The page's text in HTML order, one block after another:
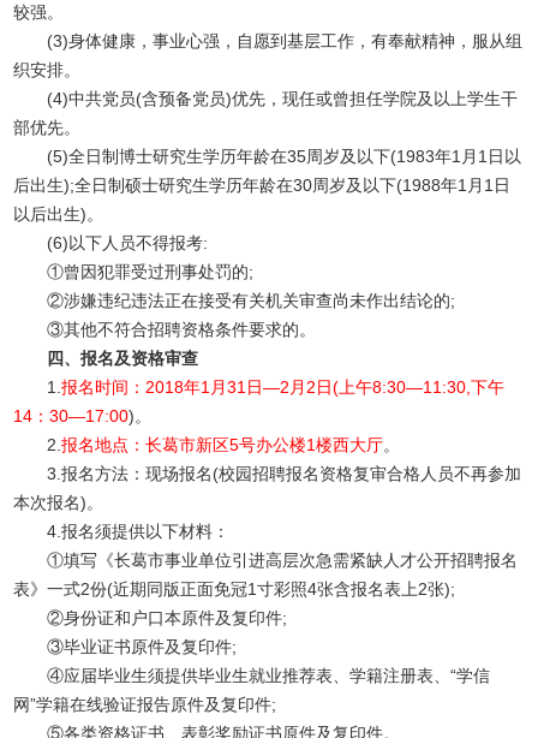
较强。
(3)身体健康，事业心强，自愿到基层工作，有奉献精神，服从组
织安排。
(4)中共党员(含预备党员)优先，现任或曾担任学院及以上学生干
部优先。
(5)全日制博士研究生学历年龄在35周岁及以下(1983年1月1日以
后出生);全日制硕士研究生学历年龄在30周岁及以下(1988年1月1日
以后出生)。
(6)以下人员不得报考:
①曾因犯罪受过刑事处罚的;
②涉嫌违纪违法正在接受有关机关审查尚未作出结论的;
③其他不符合招聘资格条件要求的。
四、报名及资格审查
1.报名时间：2018年1月31日—2月2日(上午8:30—11:30,下午
14：30—17:00)。
2.报名地点：长葛市新区5号办公楼1楼西大厅。
3.报名方法：现场报名(校园招聘报名资格复审合格人员不再参加
本次报名)。
4.报名须提供以下材料：
①填写《长葛市事业单位引进高层次急需紧缺人才公开招聘报名
表》一式2份(近期同版正面免冠1寸彩照4张含报名表上2张);
②身份证和户口本原件及复印件;
③毕业证书原件及复印件;
④应届毕业生须提供毕业生就业推荐表、学籍注册表、“学信
网”学籍在线验证报告原件及复印件;
⑤各类资格证书、表彰奖励证书原件及复印件。